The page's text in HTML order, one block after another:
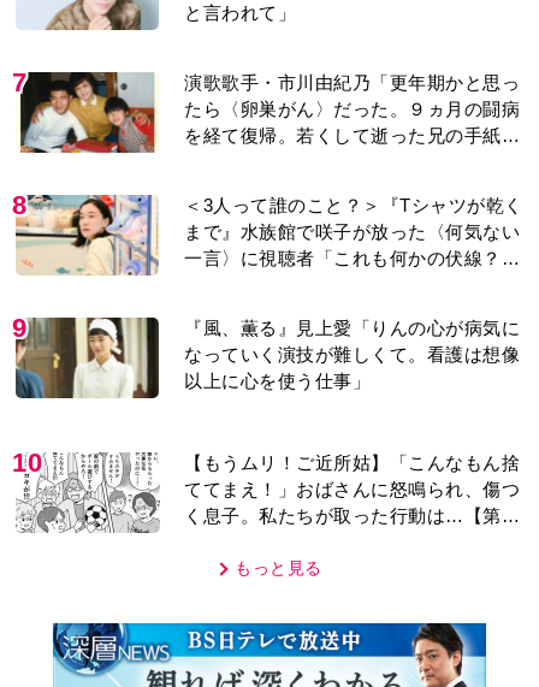
と言われて」
7
演歌歌手・市川由紀乃「更年期かと思っ
たら〈卵巣がん〉だった。９ヵ月の闘病
を経て復帰。若くして逝った兄の手紙を
8
＜3人って誰のこと？＞『Tシャツが乾く
まで』水族館で咲子が放った〈何気ない
一言〉に視聴者「これも何かの伏線？」
9
『風、薫る』見上愛「りんの心が病気に
なっていく演技が難しくて。看護は想像
以上に心を使う仕事」
10
【もうムリ！ご近所姑】「こんなもん捨
ててまえ！」おばさんに怒鳴られ、傷つ
く息子。私たちが取った行動は…【第3
もっと見る